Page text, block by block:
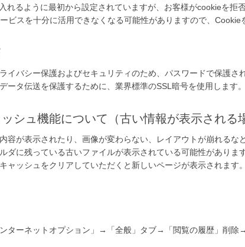
れるように最初から設定されていますが、お客様がcookieを拒
ビスを十分に活用できなくなる可能性がありますので、Cookie
イバシー保護およびセキュリティのため、パスワードで保護さ
ータ伝送を保護するために、業界標準のSSL暗号を使用します。
シュ機能について（古い情報が表示される
容が表示されたり、画像が変わらない、レイアウトが崩れるな
ダに残っている古いファイルが表示されている可能性があります
ャッシュをクリアしていただくと新しいページが表示されます。
ターネットオプション」→「全般」タブ→「閲覧の履歴」削除